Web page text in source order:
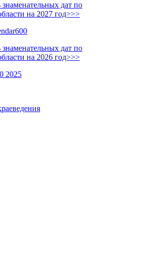
знаменательных дат по
на 2027 год>>>
знаменательных дат по
на 2026 год>>>